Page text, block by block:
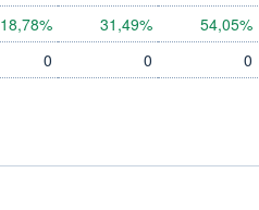
18,78% 31,49% 54,05%
0 0 0